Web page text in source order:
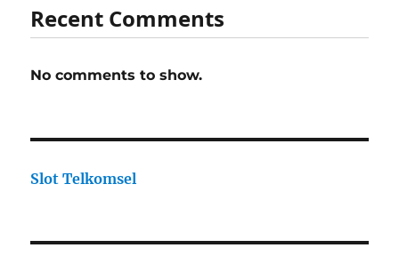
Recent Comments
No comments to show.
Slot Telkomsel